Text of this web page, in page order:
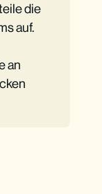
die
auf.
an